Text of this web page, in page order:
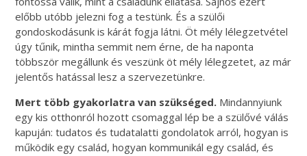
előbb utóbb jelezni fog a testünk. És a szülői
gondoskodásunk is kárát fogja látni. Öt mély lélegzetvétel
úgy tűnik, mintha semmit nem érne, de ha naponta
többször megállunk és veszünk öt mély lélegzetet, az már
jelentős hatással lesz a szervezetünkre.
Mert több gyakorlatra van szükséged. Mindannyiunk
egy kis otthonról hozott csomaggal lép be a szülővé válás
kapuján: tudatos és tudatalatti gondolatok arról, hogyan is
működik egy család, hogyan kommunikál egy család, és